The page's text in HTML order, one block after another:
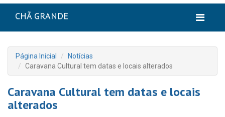
CHÃ GRANDE
Página Inicial
Notícias
Caravana Cultural tem datas e locais alterados
Caravana Cultural tem datas e locais
alterados